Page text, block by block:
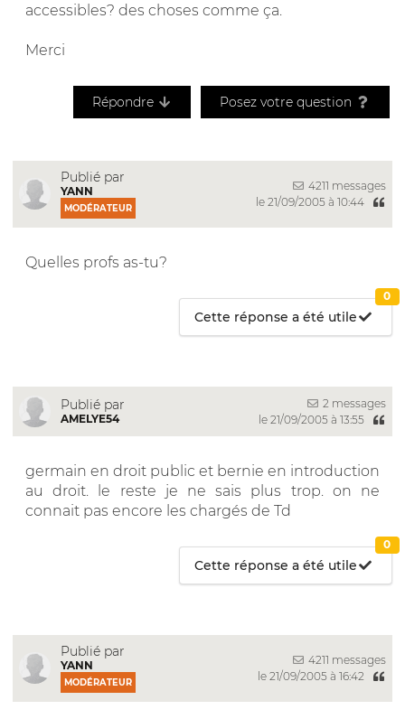
accessibles? des choses comme ça.
Merci
Répondre Posez votre question
Publié par
YANN
MODÉRATEUR
4211 messages
le 21/09/2005 à 10:44
Quelles profs as-tu?
Cette réponse a été utile
0
Publié par
AMELYE54
2 messages
le 21/09/2005 à 13:55
germain en droit public et bernie en introduction
au droit. le reste je ne sais plus trop. on ne
connait pas encore les chargés de Td
Cette réponse a été utile
0
Publié par
YANN
MODÉRATEUR
4211 messages
le 21/09/2005 à 16:42